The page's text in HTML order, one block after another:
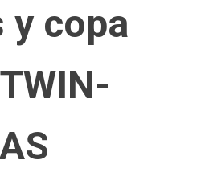
y copa